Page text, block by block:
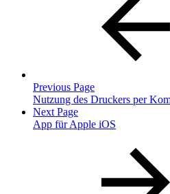
Previous Page
Nutzung des Druckers per
Next Page
App für Apple iOS